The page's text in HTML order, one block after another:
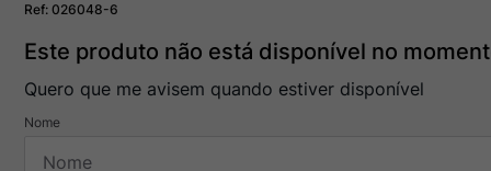
Ref:026048-6
Este produto não está disponível no
Quero que me avisem quando estiver disponível